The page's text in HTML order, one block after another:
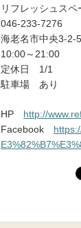
リフレッシュス
046-233-7276
海老名市中央3-2-
10:00～21:00
定休日 1/1
駐車場 あり
HP http://
Facebook